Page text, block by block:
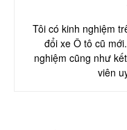
Tôi có kinh nghiệm
đổi xe Ô tô cũ
nghiệm cũng như
viên